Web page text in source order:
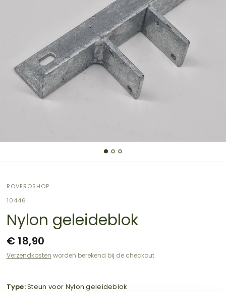
ROVEROSHOP
10446
Nylon geleideblok
€ 18,90
Verzendkosten worden berekend bij de checkout.
Type:Steun voor Nylon geleideblok